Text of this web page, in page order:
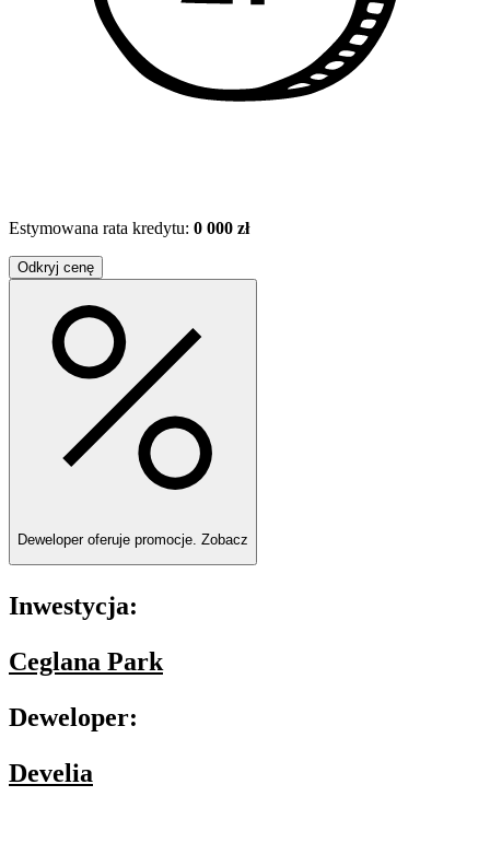
Estymowana rata kredytu: 0 000 zł
Odkryj cenę
Deweloper oferuje promocje. Zobacz
Inwestycja:
Ceglana Park
Deweloper:
Develia